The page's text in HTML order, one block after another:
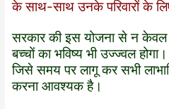
के साथ-साथ उनके परिवारों के
सरकार की इस योजना से न केवल
बच्चों का भविष्य भी उज्ज्वल
जिसे समय पर लागू कर सभी
करना आवश्यक है।